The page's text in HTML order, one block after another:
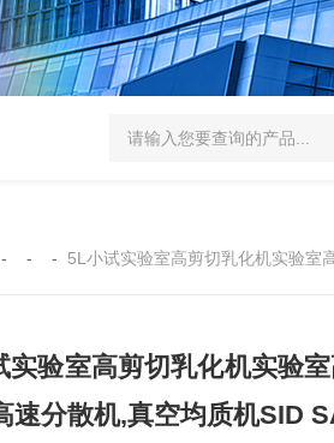
SJMFSID/希德 鸡骨
- - 5L小试实验室高剪切乳化机实验室高剪切均质乳化机,高速
实验室高剪切乳化机实验
速分散机,真空均质机SID